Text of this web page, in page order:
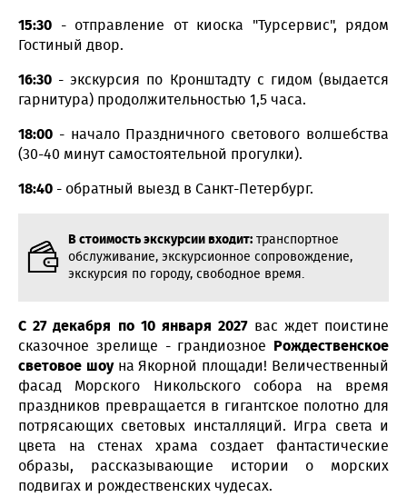
15:30 - отправление от киоска "Турсервис", рядом
Гостиный двор.
16:30 - экскурсия по Кронштадту с гидом (выдается
гарнитура) продолжительностью 1,5 часа.
18:00 - начало Праздничного светового волшебства
(30-40 минут самостоятельной прогулки).
18:40 - обратный выезд в Санкт-Петербург.
В стоимость экскурсии входит: транспортное
обслуживание, экскурсионное сопровождение,
экскурсия по городу, свободное время.
С 27 декабря по 10 января 2027вас ждет поистине
сказочное зрелище - грандиозное
Рождественское
световое шоуна Якорной площади! Величественный
фасад Морского Никольского собора на время
праздников превращается в гигантское полотно для
потрясающих световых инсталляций. Игра света и
цвета на стенах храма создает фантастические
образы, рассказывающие истории о морских
подвигах и рождественских чудесах.